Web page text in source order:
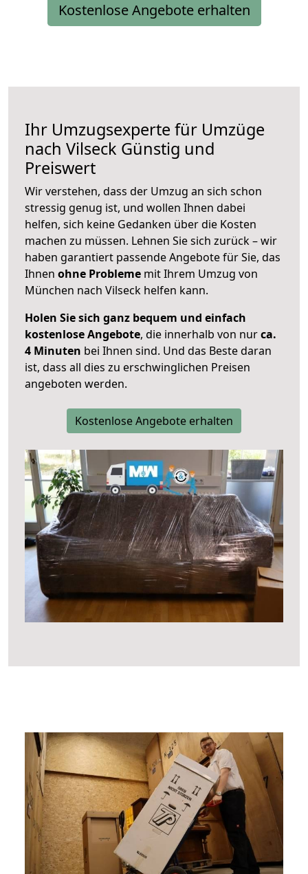
Kostenlose Angebote erhalten
Ihr Umzugsexperte für Umzüge
nach Vilseck Günstig und
Preiswert
Wir verstehen, dass der Umzug an sich schon
stressig genug ist, und wollen Ihnen dabei
helfen, sich keine Gedanken über die Kosten
machen zu müssen. Lehnen Sie sich zurück – wir
haben garantiert passende Angebote für Sie, das
Ihnen ohne Probleme mit Ihrem Umzug von
München nach Vilseck helfen kann.
Holen Sie sich ganz bequem und einfach
kostenlose Angebote, die innerhalb von nurca.
4 Minuten bei Ihnen sind. Und das Beste daran
ist, dass all dies zu erschwinglichen Preisen
angeboten werden.
Kostenlose Angebote erhalten